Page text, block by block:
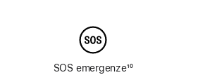
SOS emergenze10